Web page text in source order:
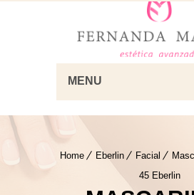
MENU
Home Eberlin Facial
45 Eberlin